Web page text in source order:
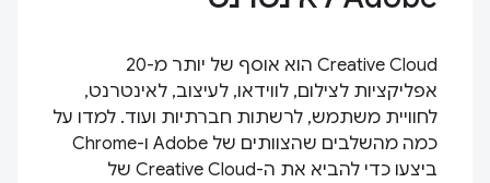
Creative Cloud הוא אוסף של יותר מ-20
אפליקציות לצילום, לווידאו, לעיצוב, לאינטרנט,
לחוויית משתמש, לרשתות חברתיות ועוד. למדו על
כמה מהשלבים שהצוותים של Adobe ו-Chrome
ביצעו כדי להביא את ה-Creative Cloud של